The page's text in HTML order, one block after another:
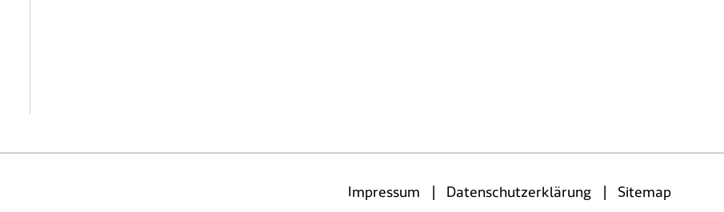
Impressum | Datenschutzerklärung | Sitemap